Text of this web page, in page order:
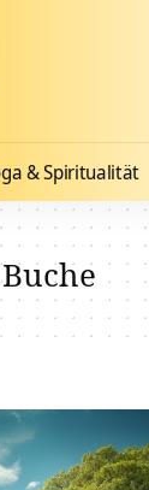
& Spiritualität
Buche